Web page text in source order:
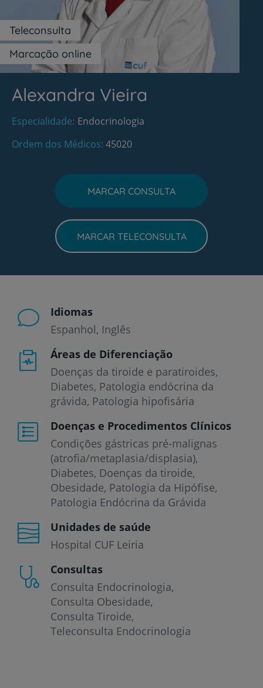
Marcação online
Teleconsulta
Alexandra Vieira
Especialidade Endocrinologia
Ordem dos Médicos 45020
MARCAR CONSULTA
MARCAR TELECONSULTA
Idiomas
Espanhol Inglês
Áreas de Diferenciação
Doenças da tiroide e paratiroides,
Diabetes, Patologia endócrina da
grávida, Patologia hipofisária
Doenças e Procedimentos Clínicos
Condições gástricas pré-malignas
(atrofia/metaplasia/displasia)
Diabetes Doenças da tiroide
Obesidade Patologia da Hipófise
Patologia Endócrina da Grávida
Unidades de saúde
Hospital CUF Leiria
Consultas
Consulta Endocrinologia
Consulta Obesidade
Consulta Tiroide
Teleconsulta Endocrinologia